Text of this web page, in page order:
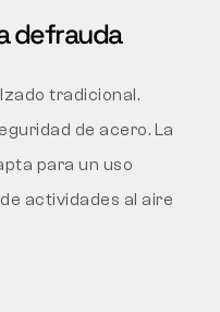
defrauda
tradicional.
de acero. La
para un uso
actividades al aire